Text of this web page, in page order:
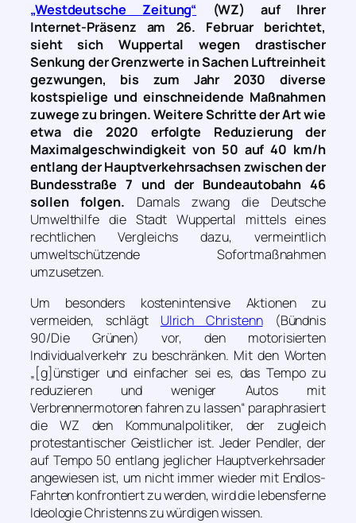
„Westdeutsche Zeitung“ (WZ) auf Ihrer
Internet-Präsenz am 26. Februar berichtet,
sieht sich Wuppertal wegen drastischer
Senkung der Grenzwerte in Sachen Luftreinheit
gezwungen, bis zum Jahr 2030 diverse
kostspielige und einschneidende Maßnahmen
zuwege zu bringen. Weitere Schritte der Art wie
etwa die 2020 erfolgte Reduzierung der
Maximalgeschwindigkeit von 50 auf 40 km/h
entlang der Hauptverkehrsachsen zwischen der
Bundesstraße 7 und der Bundeautobahn 46
sollen folgen. Damals zwang die Deutsche
Umwelthilfe die Stadt Wuppertal mittels eines
rechtlichen Vergleichs dazu, vermeintlich
umweltschützende Sofortmaßnahmen
umzusetzen.
Um besonders kostenintensive Aktionen zu
vermeiden, schlägt Ulrich Christenn(Bündnis
90/Die Grünen) vor, den motorisierten
Individualverkehr zu beschränken. Mit den Worten
„[g]ünstiger und einfacher sei es, das Tempo zu
reduzieren und weniger Autos mit
Verbrennermotoren fahren zu lassen“ paraphrasiert
die WZ den Kommunalpolitiker, der zugleich
protestantischer Geistlicher ist. Jeder Pendler, der
auf Tempo 50 entlang jeglicher Hauptverkehrsader
angewiesen ist, um nicht immer wieder mit Endlos-
Fahrten konfrontiert zu werden, wird die lebensferne
Ideologie Christenns zu würdigen wissen.